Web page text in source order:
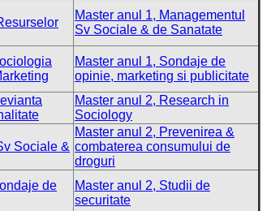
Master anul 1, Managementul
Sv Sociale & de Sanatate
Master anul 1, Sondaje de
opinie, marketing si publicitate
Master anul 2, Research in
Sociology
Sociale &
Master anul 2, Prevenirea &
combaterea consumului de
droguri
de
Master anul 2, Studii de
securitate